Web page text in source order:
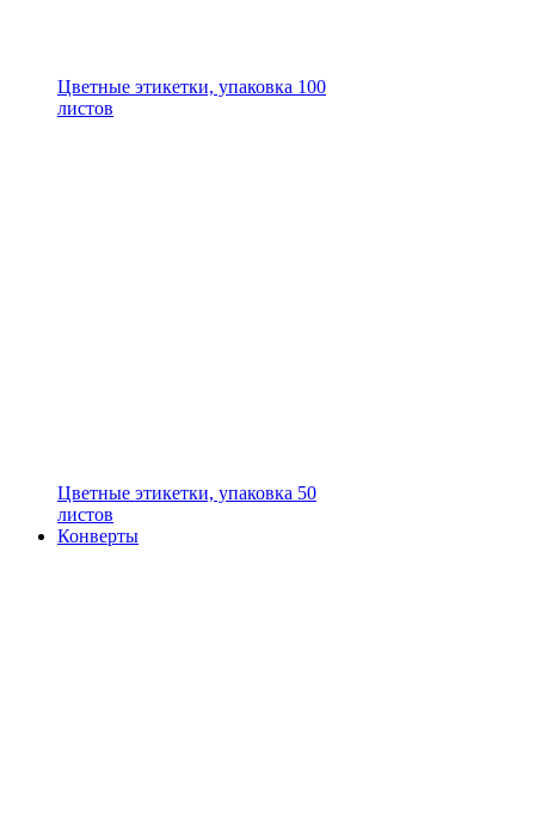
Цветные этикетки, упаковка 100
листов
Цветные этикетки, упаковка 50
листов
Конверты